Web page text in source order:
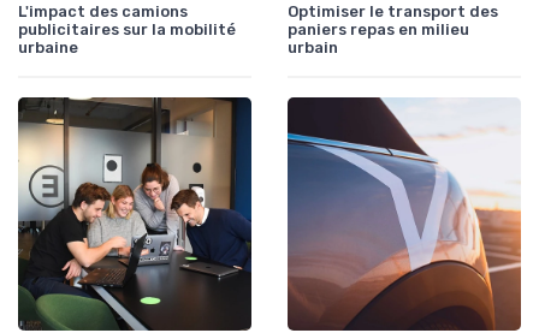
L'impact des camions
publicitaires sur la mobilité
urbaine
Optimiser le transport des
paniers repas en milieu
urbain